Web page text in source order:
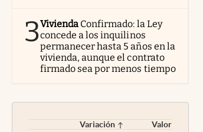
3Vivienda Confirmado: la Ley
concede a los inquilinos
permanecer hasta 5 años en la
vivienda, aunque el contrato
firmado sea por menos tiempo
Variación
Valor